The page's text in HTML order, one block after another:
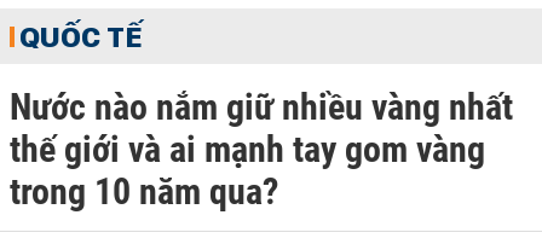
QUỐC TẾ
Nước nào nắm giữ nhiều vàng nhất
thế giới và ai mạnh tay gom vàng
trong 10 năm qua?